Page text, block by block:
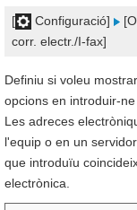
[ Configuració]
corr. electr./I-fax]
Definiu si voleu
opcions en introduir-ne
Les adreces
l'equip o en un
que introduïu
electrònica.